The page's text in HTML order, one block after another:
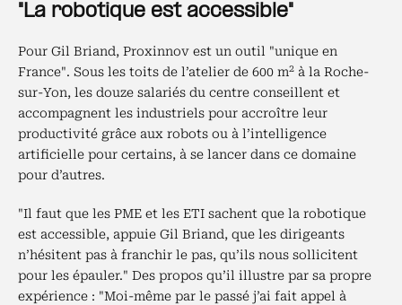
"La robotique est accessible"
Pour Gil Briand, Proxinnov est un outil "unique en
France". Sous les toits de l’atelier de 600 m2 à la Roche-
sur-Yon, les douze salariés du centre conseillent et
accompagnent les industriels pour accroître leur
productivité grâce aux robots ou à l’intelligence
artificielle pour certains, à se lancer dans ce domaine
pour d’autres.
"Il faut que les PME et les ETI sachent que la robotique
est accessible, appuie Gil Briand, que les dirigeants
n’hésitent pas à franchir le pas, qu’ils nous sollicitent
pour les épauler." Des propos qu’il illustre par sa propre
expérience : "Moi-même par le passé j’ai fait appel à